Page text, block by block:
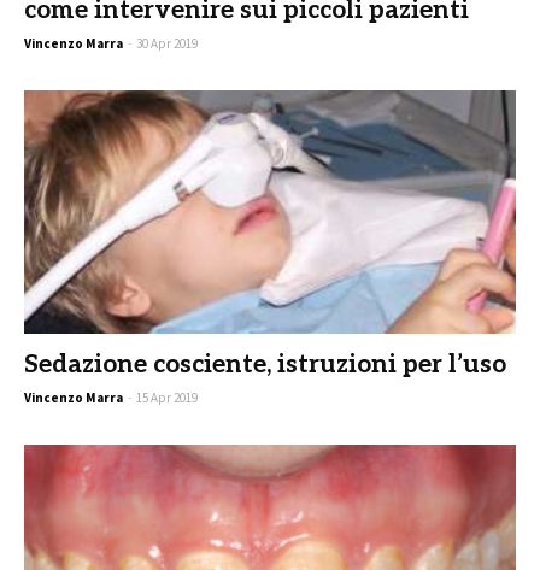
come intervenire sui piccoli pazienti
Vincenzo Marra - 30 Apr 2019
Sedazione cosciente, istruzioni per l’uso
Vincenzo Marra - 15 Apr 2019